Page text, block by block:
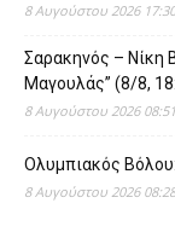
8 Αυγούστου 2026 17:30
Σαρακηνός – Νίκη
Μαγουλάς” (8/8,
8 Αυγούστου 2026 08:51
Ολυμπιακός
8 Αυγούστου 2026 08:28